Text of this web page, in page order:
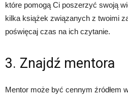
które pomogą Ci poszerzyć swoją
kilka książek związanych z twoimi
poświęcaj czas na ich czytanie.
3. Znajdź mentora
Mentor może być cennym źródłem